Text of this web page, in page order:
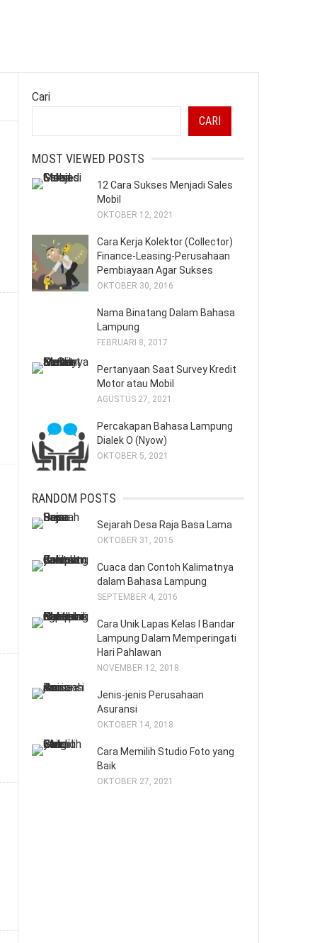
Cari
CARI
MOST VIEWED POSTS
12 Cara Sukses Menjadi Sales
Mobil
OKTOBER 12, 2021
Cara Kerja Kolektor (Collector)
Finance-Leasing-Perusahaan
Pembiayaan Agar Sukses
OKTOBER 30, 2016
Nama Binatang Dalam Bahasa
Lampung
FEBRUARI 8, 2017
Pertanyaan Saat Survey Kredit
Motor atau Mobil
AGUSTUS 27, 2021
Percakapan Bahasa Lampung
Dialek O (Nyow)
OKTOBER 5, 2021
RANDOM POSTS
Sejarah Desa Raja Basa Lama
OKTOBER 31, 2015
Cuaca dan Contoh Kalimatnya
dalam Bahasa Lampung
SEPTEMBER 4, 2016
Cara Unik Lapas Kelas I Bandar
Lampung Dalam Memperingati
Hari Pahlawan
NOVEMBER 12, 2018
Jenis-jenis Perusahaan
Asuransi
OKTOBER 14, 2018
Cara Memilih Studio Foto yang
Baik
OKTOBER 27, 2021